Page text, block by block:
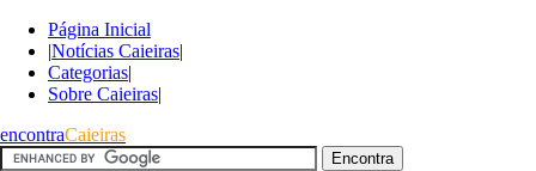
Página Inicial
|Notícias Caieiras|
Categorias|
Sobre Caieiras|
encontraCaieiras